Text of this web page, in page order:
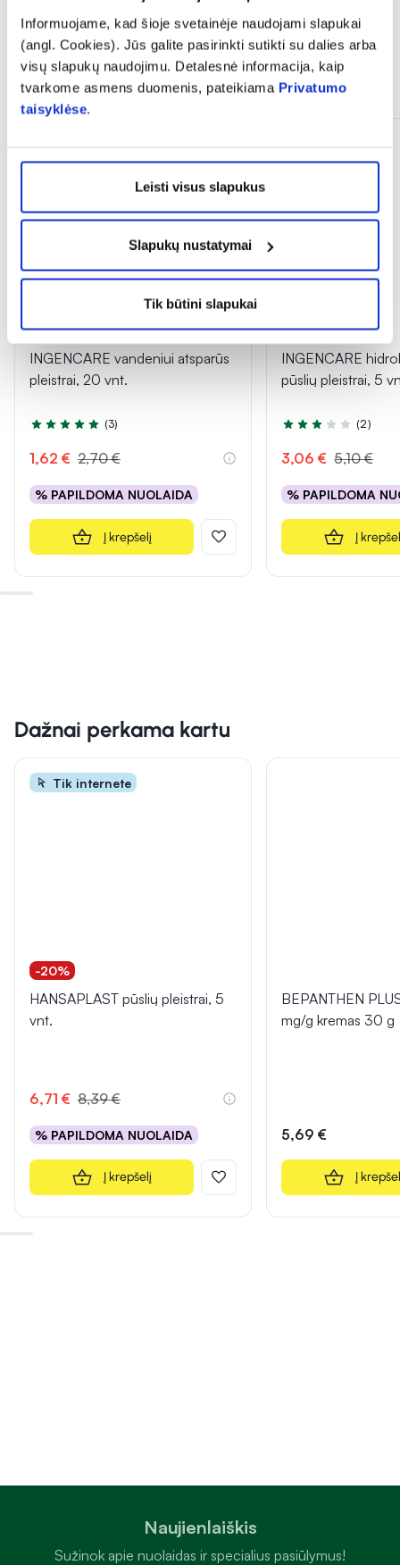
Informuojame, kad šioje svetainėje naudojami slapukai
(angl. Cookies). Jūs galite pasirinkti sutikti su dalies arba
visų slapukų naudojimu. Detalesnė informacija, kaip
tvarkome asmens duomenis, pateikiama Privatumo
taisyklėse.
Leisti visus slapukus
Slapukų nustatymai
Tik būtini slapukai
Panašios prekės
-40%
INGENCARE vandeniui atsparūs
pleistrai, 20 vnt.
Įvertinimas 5.0 iš 5
(3)
1,62 € 2,70 €
% PAPILDOMA NUOLAIDA
Į krepšelį
-40%
INGENCARE
pūslių pleistrai, 5
Įvertinimas 3.0 iš 5
(2)
3,06 € 5,10 €
% PAPILDOMA
Į
Dažnai perkama kartu
Tik internete
-20%
HANSAPLAST pūslių pleistrai, 5
vnt.
6,71 € 8,39 €
% PAPILDOMA NUOLAIDA
Į krepšelį
BEPANTHEN
mg/g kremas 30 g
5,69 €
Į
Naujienlaiškis
Sužinok apie nuolaidas ir specialius pasiūlymus!